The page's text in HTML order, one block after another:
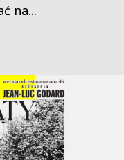
na...